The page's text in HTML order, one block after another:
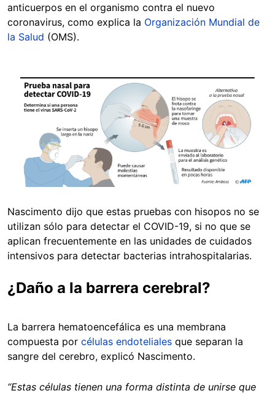
anticuerpos en el organismo contra el nuevo
coronavirus, como explica la Organización Mundial de
la Salud (OMS).
Image
Nascimento dijo que estas pruebas con hisopos no se
utilizan sólo para detectar el COVID-19, si no que se
aplican frecuentemente en las unidades de cuidados
intensivos para detectar bacterias intrahospitalarias.
¿Daño a la barrera cerebral?
La barrera hematoencefálica es una membrana
compuesta por células endoteliales que separan la
sangre del cerebro, explicó Nascimento.
“Estas células tienen una forma distinta de unirse que